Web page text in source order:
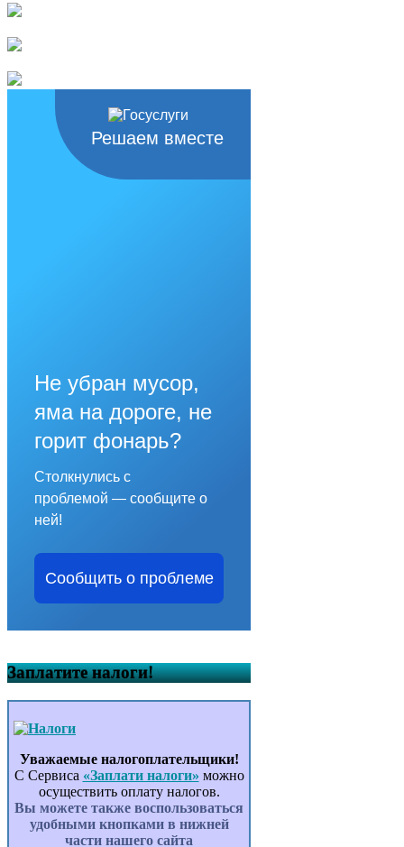
Решаем вместе
Не убран мусор,
яма на дороге, не
горит фонарь?
Столкнулись с
проблемой — сообщите о
ней!
Сообщить о проблеме
Заплатите налоги!
Уважаемые налогоплательщики!
С Сервиса «Заплати налоги» можно
осуществить оплату налогов.
Вы можете также воспользоваться
удобными кнопками в нижней
части нашего сайта